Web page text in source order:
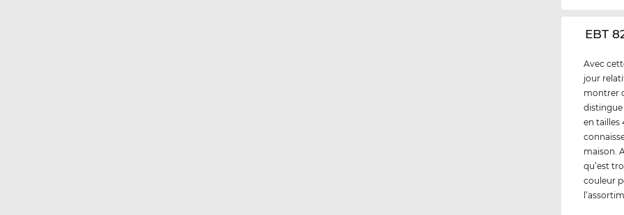
‌EBT
Avec
jour
montrer
distingue
en tailles
maison.
qu’est
couleur